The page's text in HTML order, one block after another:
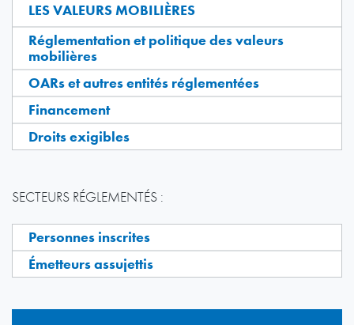
LES VALEURS MOBILIÈRES
Réglementation et politique des valeurs
mobilières
OARs et autres entités réglementées
Financement
Droits exigibles
SECTEURS RÉGLEMENTÉS :
Personnes inscrites
Émetteurs assujettis